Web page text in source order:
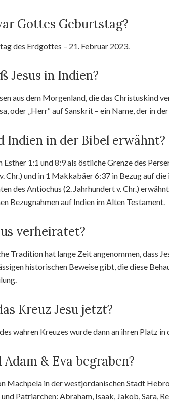
Gottes Geburtstag?
des Erdgottes – 21. Februar 2023.
Jesus in Indien?
aus dem Morgenland, die das Christuskind
oder „Herr“ auf Sanskrit – ein Name, der in
Indien in der Bibel erwähnt?
Esther 1:1 und 8:9 als östliche Grenze des
Chr.) und in 1 Makkabäer 6:37 in Bezug auf
des Antiochus (2. Jahrhundert v. Chr.)
Bezugnahmen auf Indien im Alten Testament.
verheiratet?
Tradition hat lange Zeit angenommen, dass
historischen Beweise gibt, die diese
Kreuz Jesu jetzt?
wahren Kreuzes wurde dann an ihren Platz
Adam & Eva begraben?
Machpela in der westjordanischen Stadt
Patriarchen: Abraham, Isaak, Jakob, Sara,